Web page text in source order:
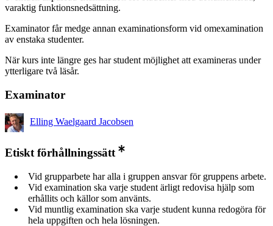
varaktig funktionsnedsättning.
Examinator får medge annan examinationsform vid omexamination
av enstaka studenter.
När kurs inte längre ges har student möjlighet att examineras under
ytterligare två läsår.
Examinator
Elling Waelgaard Jacobsen
Etiskt förhållningssätt
Vid grupparbete har alla i gruppen ansvar för gruppens arbete.
Vid examination ska varje student ärligt redovisa hjälp som
erhållits och källor som använts.
Vid muntlig examination ska varje student kunna redogöra för
hela uppgiften och hela lösningen.